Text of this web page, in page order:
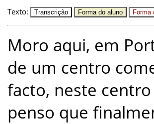
Texto: Transcrição Forma do aluno Forma
Moro aqui, em
de um centro
facto, neste centro
penso que